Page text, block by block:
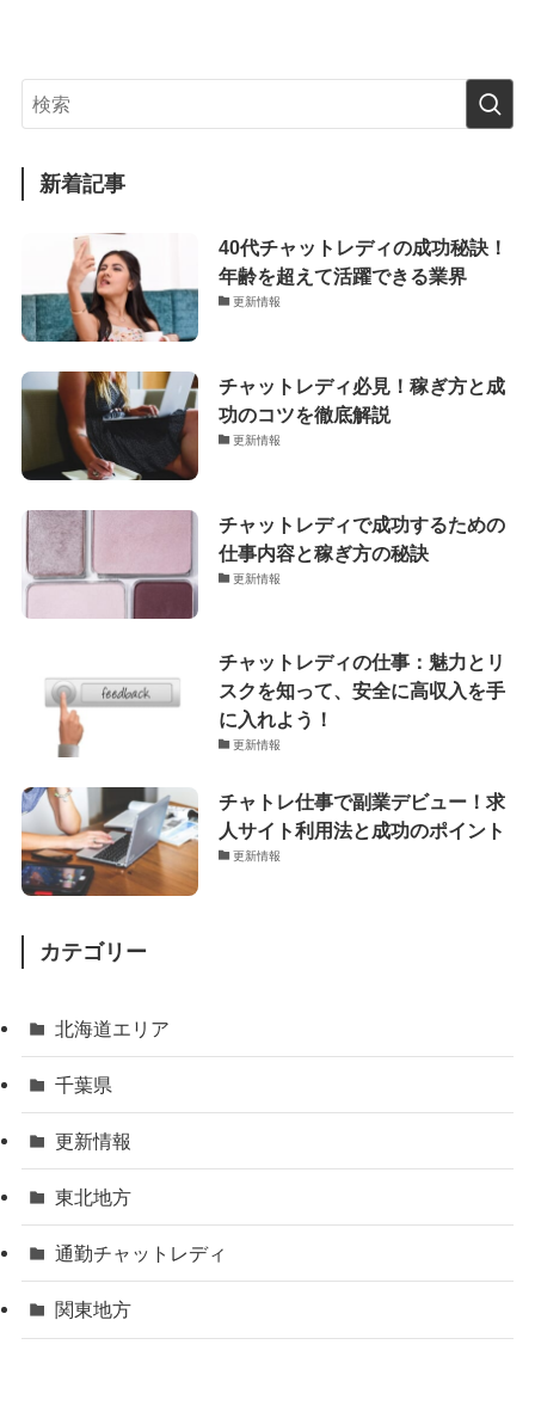
新着記事
40代チャットレディの成功秘訣！
年齢を超えて活躍できる業界
更新情報
チャットレディ必見！稼ぎ方と成
功のコツを徹底解説
更新情報
チャットレディで成功するための
仕事内容と稼ぎ方の秘訣
更新情報
チャットレディの仕事：魅力とリ
スクを知って、安全に高収入を手
に入れよう！
更新情報
チャトレ仕事で副業デビュー！求
人サイト利用法と成功のポイント
更新情報
カテゴリー
北海道エリア
千葉県
更新情報
東北地方
通勤チャットレディ
関東地方